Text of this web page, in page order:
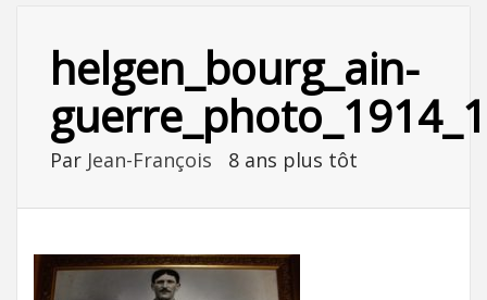
helgen_bourg_ain-
Par Jean-François 8 ans plus tôt